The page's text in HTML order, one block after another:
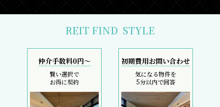
REIT FIND STYLE
仲介手数料0円～
賢い選択で
お得に契約
初期費用お問い合わせ
気になる物件を
5分以内で回答